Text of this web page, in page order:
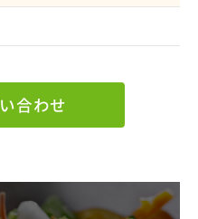
合わせ